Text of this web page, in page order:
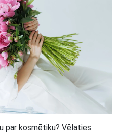
par kosmētiku? Vēlaties